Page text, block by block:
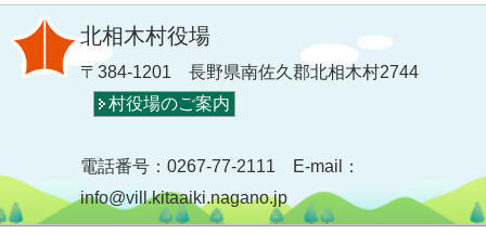
北相木村役場
〒384-1201 長野県南佐久郡北相木村2744
村役場のご案内
電話番号：0267-77-2111 E-mail：
info@vill.kitaaiki.nagano.jp